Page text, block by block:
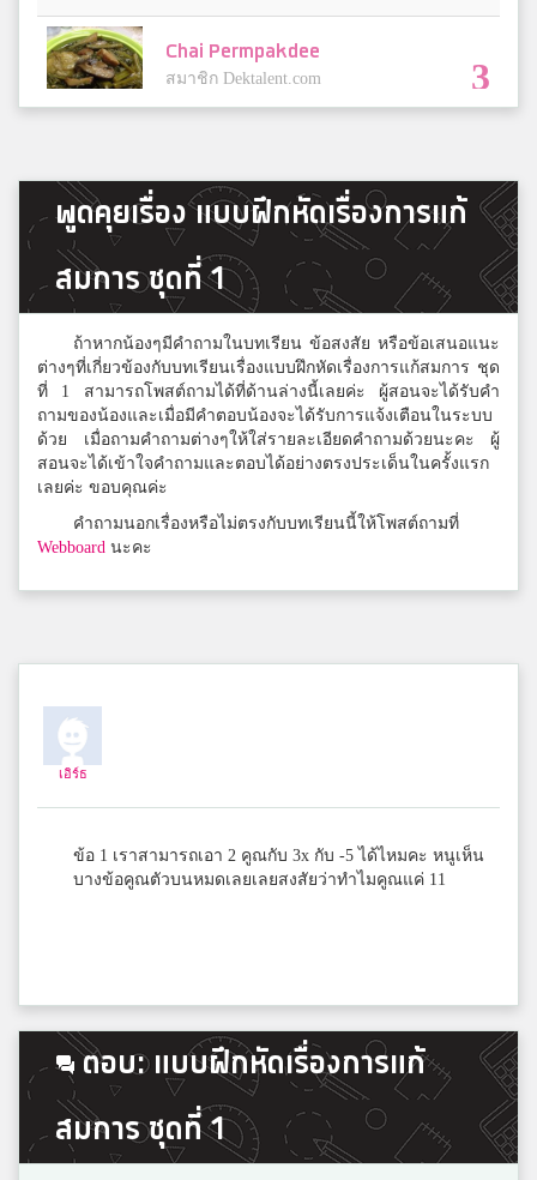
Chai Permpakdee
สมาชิก Dektalent.com 3
ศิษย์ มังกรหลับ
สมาชิก Dektalent.com 3
ต้นหนาว
3
กบ
สาธิตมหาวิทยาลัยรามคำแหง 3
ชะเอม
3
แอ้
มงคลศึกษา 3
Sunisa Uathanasup
พูดคุยเรื่อง แบบฝึกหัดเรื่องการแก้
สมการ ชุดที่ 1
ถ้าหากน้องๆมีคำถามในบทเรียน ข้อสงสัย หรือข้อเสนอแนะ
ต่างๆที่เกี่ยวข้องกับบทเรียนเรื่องแบบฝึกหัดเรื่องการแก้สมการ ชุด
ที่ 1 สามารถโพสต์ถามได้ที่ด้านล่างนี้เลยค่ะ ผู้สอนจะได้รับคำ
ถามของน้องและเมื่อมีคำตอบน้องจะได้รับการแจ้งเตือนในระบบ
ด้วย เมื่อถามคำถามต่างๆให้ใส่รายละเอียดคำถามด้วยนะคะ ผู้
สอนจะได้เข้าใจคำถามและตอบได้อย่างตรงประเด็นในครั้งแรก
เลยค่ะ ขอบคุณค่ะ
คำถามนอกเรื่องหรือไม่ตรงกับบทเรียนนี้ให้โพสต์ถามที่
Webboard นะคะ
เอิร์ธ
ข้อ 1 เราสามารถเอา 2 คูณกับ 3x กับ -5 ได้ไหมคะ หนูเห็น
บางข้อคูณตัวบนหมดเลยเลยสงสัยว่าทำไมคูณแค่ 11
ตอบ: แบบฝึกหัดเรื่องการแก้
สมการ ชุดที่ 1